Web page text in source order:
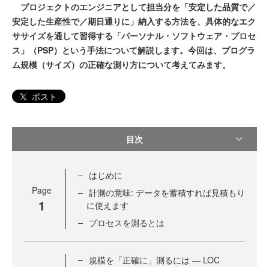
プロジェクトのエンジニアとして担当分を「安定した品質で／
安定した生産性で／期日通りに」納入する方法を、具体的なエク
ササイズを通して習得する「パーソナル・ソフトウェア・プロセ
ス」（PSP）という手法について解説します。今回は、プログラ
ム規模（サイズ）の正確な測り方について考えてみます。
ポスト
目次
Page
1
はじめに
計測の意味: データを蓄積すれば見積もり
に使えます
プロセスを測るとは
規模を「正確に」測るには ― LOC